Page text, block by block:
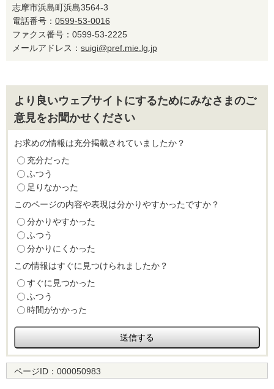
志摩市浜島町浜島3564-3
電話番号： 0599-53-0016
ファクス番号：0599-53-2225
メールアドレス： suigi@pref.mie.lg.jp
より良いウェブサイトにするためにみなさまのご
意見をお聞かせください
お求めの情報は充分掲載されていましたか？
充分だった
ふつう
足りなかった
このページの内容や表現は分かりやすかったですか？
分かりやすかった
ふつう
分かりにくかった
この情報はすぐに見つけられましたか？
すぐに見つかった
ふつう
時間がかかった
ページID： 000050983